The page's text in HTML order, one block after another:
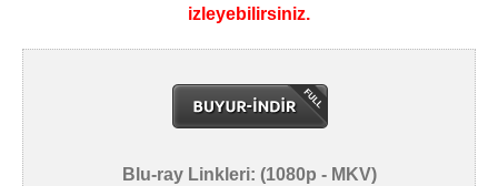
izleyebilirsiniz.
Blu-ray Linkleri: (1080p - MKV)